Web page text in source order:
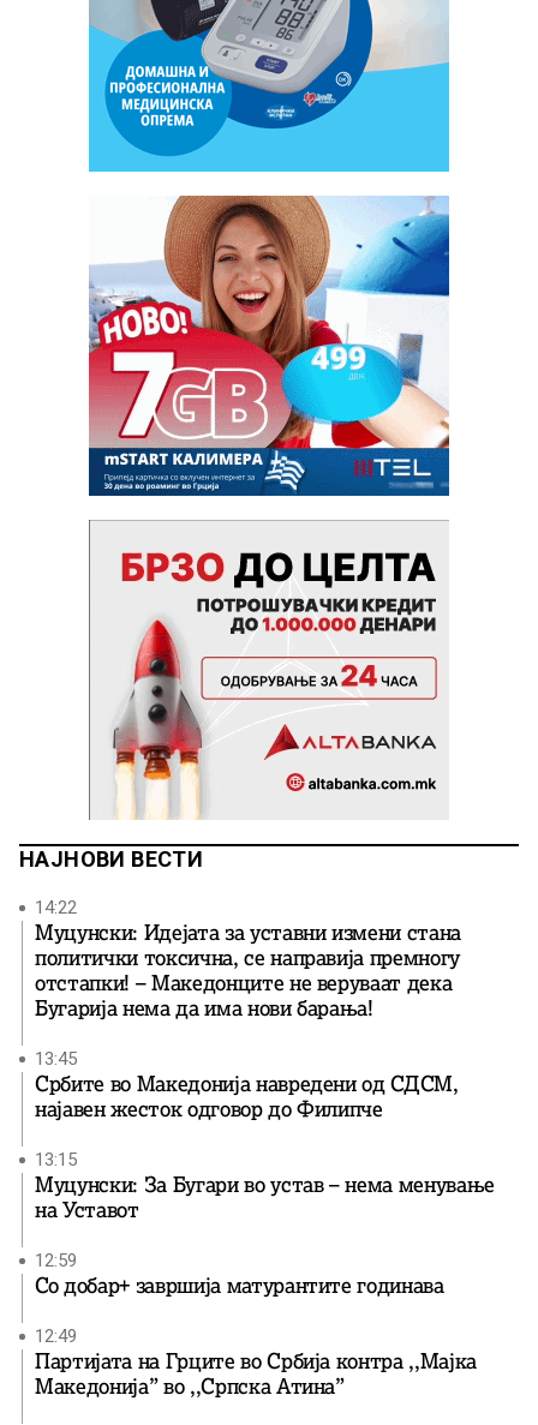
НАЈНОВИ ВЕСТИ
14:22
Муцунски: Идејата за уставни измени стана
политички токсична, се направија премногу
отстапки! – Македонците не веруваат дека
Бугарија нема да има нови барања!
13:45
Србите во Македонија навредени од СДСМ,
најавен жесток одговор до Филипче
13:15
Муцунски: За Бугари во устав – нема менување
на Уставот
12:59
Со добар+ завршија матурантите годинава
12:49
Партијата на Грците во Србија контра ,,Мајка
Македонија” во ,,Српска Атина”